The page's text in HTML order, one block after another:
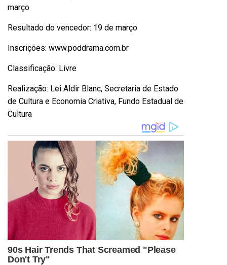
março
Resultado do vencedor: 19 de março
Inscrições: www.poddrama.com.br
Classificação: Livre
Realização: Lei Aldir Blanc, Secretaria de Estado
de Cultura e Economia Criativa, Fundo Estadual de
Cultura